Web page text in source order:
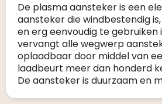
De plasma aansteker is een
aansteker die windbestendig
en erg eenvoudig te gebruiken
vervangt alle wegwerp
oplaadbaar door middel van
laadbeurt meer dan honderd
De aansteker is duurzaam en